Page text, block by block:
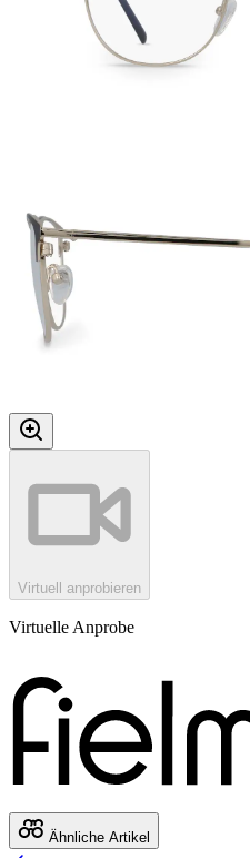
Virtuell anprobieren
Virtuelle Anprobe
Ähnliche Artikel